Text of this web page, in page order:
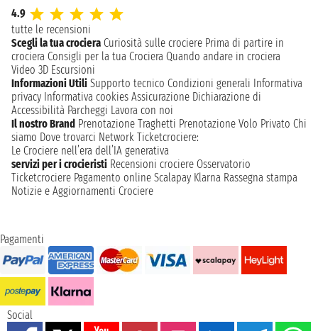
4.9
tutte le recensioni
Scegli la tua crociera Curiosità sulle crociere Prima di partire in
crociera Consigli per la tua Crociera Quando andare in crociera
Video 3D Escursioni
Informazioni Utili Supporto tecnico Condizioni generali Informativa
privacy Informativa cookies Assicurazione Dichiarazione di
Accessibilità Parcheggi Lavora con noi
Il nostro Brand Prenotazione Traghetti Prenotazione Volo Privato Chi
siamo Dove trovarci Network Ticketcrociere:
Le Crociere nell’era dell’IA generativa
servizi per i crocieristi Recensioni crociere Osservatorio
Ticketcrociere Pagamento online Scalapay Klarna Rassegna stampa
Notizie e Aggiornamenti Crociere
Pagamenti
Social